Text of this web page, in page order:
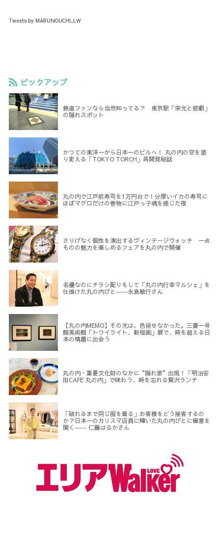
Tweets by MARUNOUCHI_LW
ピックアップ
鉄道ファンなら当然知ってる？ 東京駅「栄光と悲劇」
の隠れスポット
かつての東洋一から日本一のビルへ！ 丸の内の空を塗
り変える「TOKYO TORCH」再開発秘話
丸の内で江戸前寿司を1万円台で！分厚いイカの寿司に
ほぼマグロだけの巻物に江戸っ子魂を感じた夜
さりげなく個性を演出するヴィンテージウォッチ 一点
ものの魅力を楽しめるフェアを丸の内で開催
名優なのにチラシ配りもして「丸の内行幸マルシェ」を
仕掛けた丸の内びと――永島敏行さん
【丸の内MEMO】その光は、色褪せなかった。三菱一号
館美術館「トワイライト、新版画」展で、時を超える日
本の情趣に出会う
丸の内・重要文化財のなかに“隠れ家”出現！「明治安
田CAFE 丸の内」で味わう、時を忘れる贅沢ランチ
「破れるまで同じ服を着る」お客様をどう接客するの
か？日本一のカリスマ店員に輝いた丸の内びとに極意を
聞く―― 仁藤はるかさん